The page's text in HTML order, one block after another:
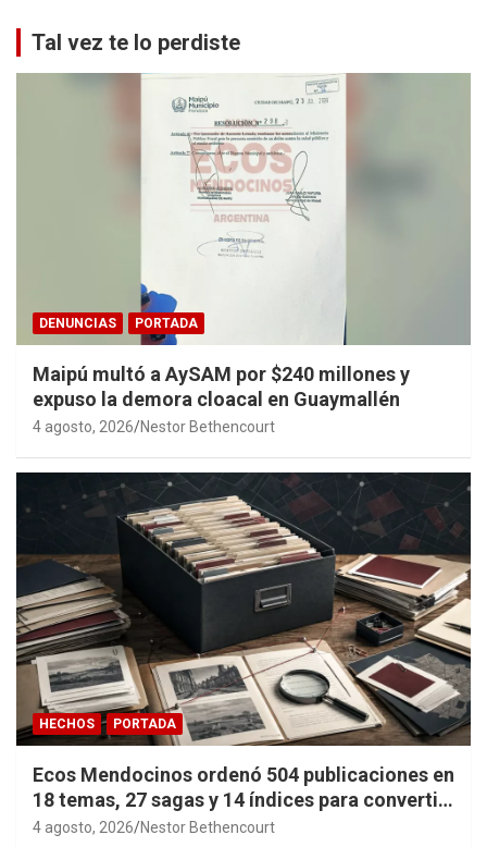
Tal vez te lo perdiste
DENUNCIAS PORTADA
Maipú multó a AySAM por $240 millones y
expuso la demora cloacal en Guaymallén
4 agosto, 2026 Nestor Bethencourt
HECHOS PORTADA
Ecos Mendocinos ordenó 504 publicaciones en
18 temas, 27 sagas y 14 índices para convertir
años de investigación en memoria pública
4 agosto, 2026 Nestor Bethencourt